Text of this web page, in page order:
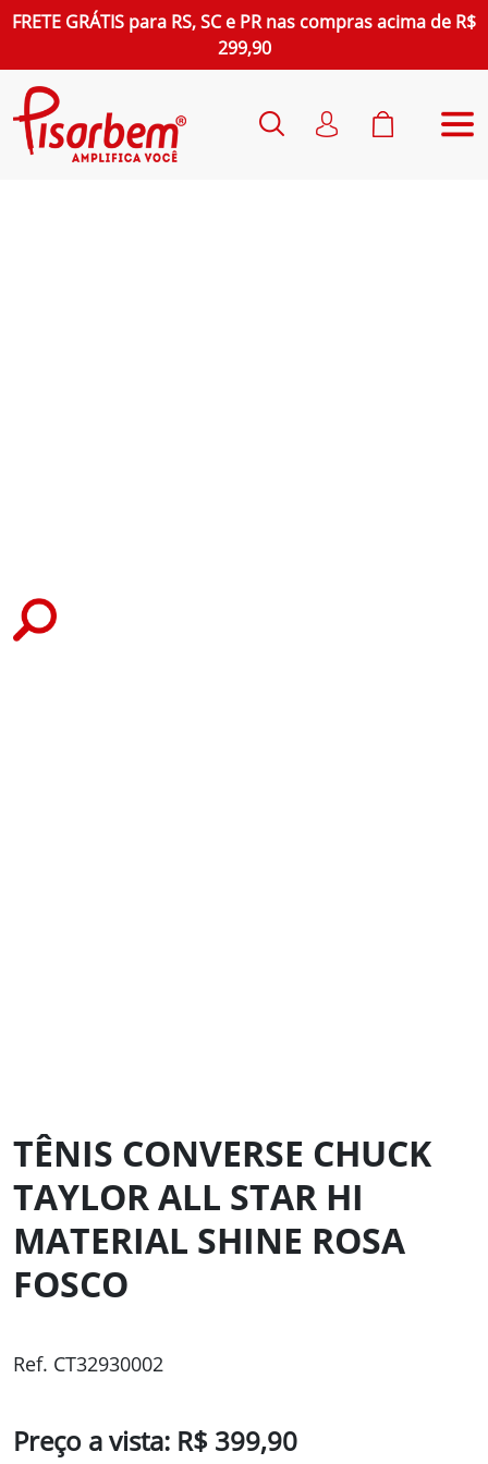
FRETE GRÁTIS para RS, SC e PRnas compras acima de R$
299,90
TÊNIS CONVERSE CHUCK
TAYLOR ALL STAR HI
MATERIAL SHINE ROSA
FOSCO
Ref. CT32930002
Preço a vista: R$ 399,90